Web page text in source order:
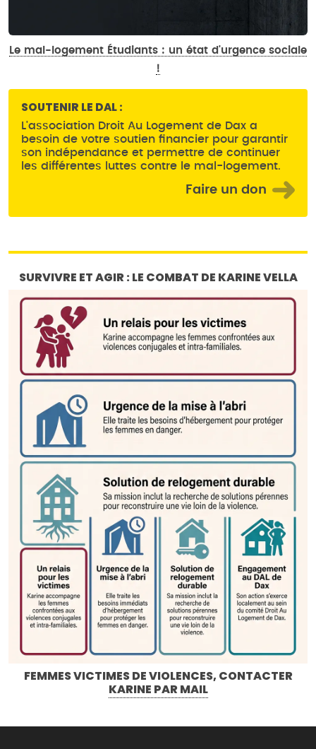
Le mal-logement Étudiants : un état d'urgence sociale
!
SOUTENIR LE DAL :
L'association Droit Au Logement de Dax a
besoin de votre soutien financier pour garantir
son indépendance et permettre de continuer
les différentes luttes contre le mal-logement.
Faire un don
SURVIVRE ET AGIR : LE COMBAT DE KARINE VELLA
FEMMES VICTIMES DE VIOLENCES, CONTACTER
KARINE PAR MAIL